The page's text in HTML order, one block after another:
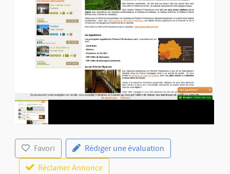
Favori
Rédiger une évaluation
Réclamer Annonce